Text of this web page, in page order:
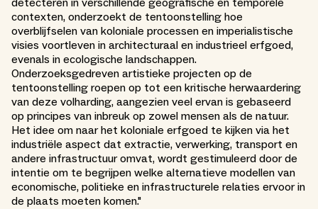
contexten, onderzoekt de tentoonstelling hoe
overblijfselen van koloniale processen en imperialistische
visies voortleven in architecturaal en industrieel erfgoed,
evenals in ecologische landschappen.
Onderzoeksgedreven artistieke projecten op de
tentoonstelling roepen op tot een kritische herwaardering
van deze volharding, aangezien veel ervan is gebaseerd
op principes van inbreuk op zowel mensen als de natuur.
Het idee om naar het koloniale erfgoed te kijken via het
industriële aspect dat extractie, verwerking, transport en
andere infrastructuur omvat, wordt gestimuleerd door de
intentie om te begrijpen welke alternatieve modellen van
economische, politieke en infrastructurele relaties ervoor in
de plaats moeten komen."